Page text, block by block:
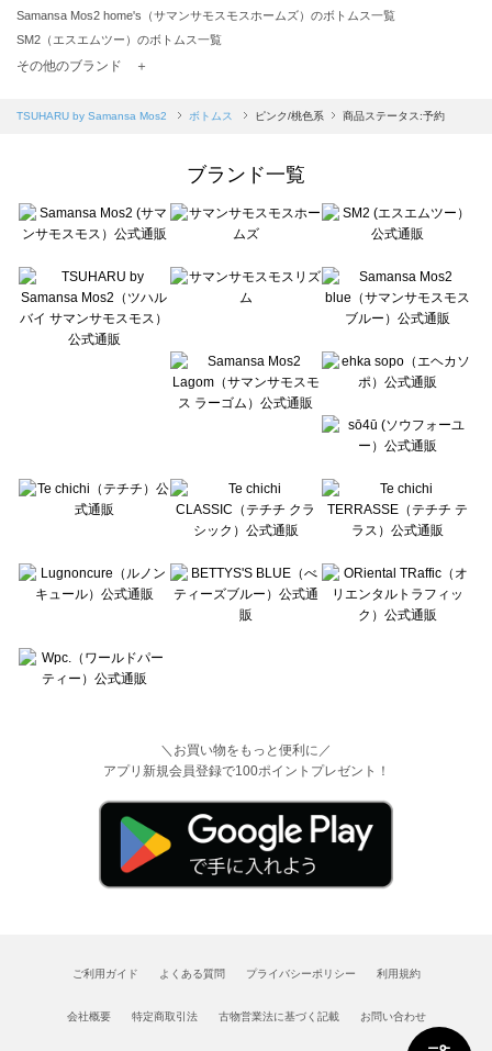
Samansa Mos2 home's（サマンサモスモスホームズ）のボトムス一覧
SM2（エスエムツー）のボトムス一覧
TSUHARU by Samansa Mos2（ツハルバイサマンサモスモス）のボトムス一覧
Samansa Mos2 blue（サマンサモスモス ブルー）のボトムス一覧
sō4ū（ソウフォーユー）のボトムス一覧
Te chichi（テチチ）のボトムス一覧
Te chichi CLASSIC（テチチ クラシック）のボトムス一覧
Lugnoncure（ルノンキュール）のボトムス一覧
BETTY'S BLUE（べティーズブルー）のボトムス一覧
Wpc.（ワールドパーティー）のボトムス一覧
その他のブランド ＋
TSUHARU by Samansa Mos2 ボトムス ピンク/桃色系 商品ステータス:予約
ブランド一覧
＼お買い物をもっと便利に／
アプリ新規会員登録で100ポイントプレゼント！
ご利用ガイド よくある質問 プライバシーポリシー 利用規約
会社概要 特定商取引法 古物営業法に基づく記載 お問い合わせ